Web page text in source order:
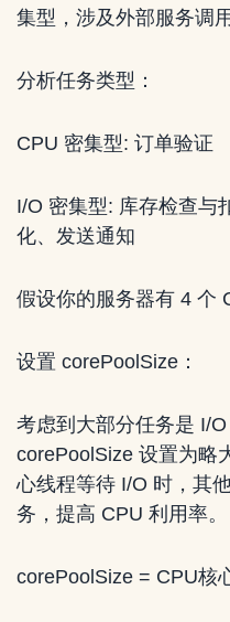
集型，涉及外部服务调用
分析任务类型：
CPU 密集型: 订单验证
I/O 密集型: 库存检查与
化、发送通知
假设你的服务器有 4 个
设置 corePoolSize：
考虑到大部分任务是 I/
corePoolSize 设置为略
心线程等待 I/O 时，其
务，提高 CPU 利用率。
corePoolSize = CPU核